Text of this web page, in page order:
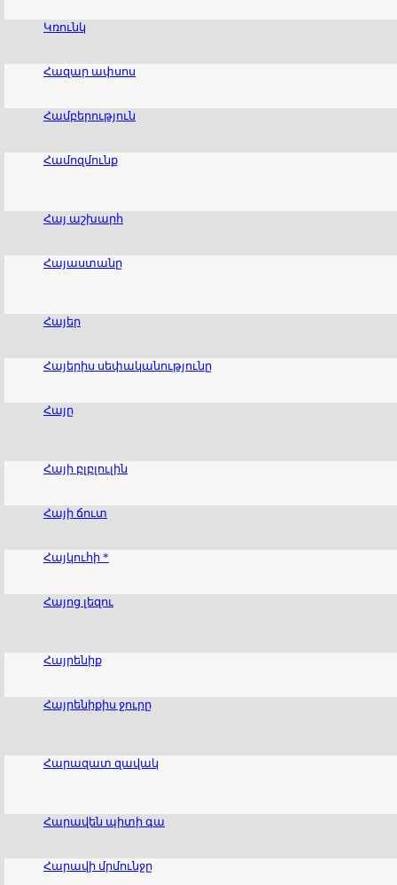
Կռունկ
Հազար ափսոս
Համբերություն
Համոզմունք
Հայ աշխարհ
Հայաստանը
Հայեր
Հայերիս սեփականությունը
Հայը
Հայի բլբլուլին
Հայի ճուտ
Հայկուհի *
Հայոց լեզու
Հայրենիք
Հայրենիքիս ջուրը
Հարազատ զավակ
Հարավեն պիտի գա
Հարավի մրմունջը